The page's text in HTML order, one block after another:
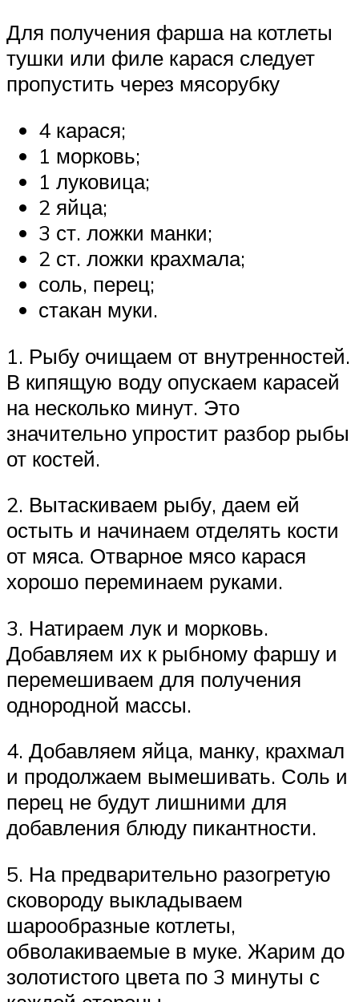
Для получения фарша на котлеты
тушки или филе карася следует
пропустить через мясорубку
4 карася;
1 морковь;
1 луковица;
2 яйца;
3 ст. ложки манки;
2 ст. ложки крахмала;
соль, перец;
стакан муки.
1. Рыбу очищаем от внутренностей.
В кипящую воду опускаем карасей
на несколько минут. Это
значительно упростит разбор рыбы
от костей.
2. Вытаскиваем рыбу, даем ей
остыть и начинаем отделять кости
от мяса. Отварное мясо карася
хорошо переминаем руками.
3. Натираем лук и морковь.
Добавляем их к рыбному фаршу и
перемешиваем для получения
однородной массы.
4. Добавляем яйца, манку, крахмал
и продолжаем вымешивать. Соль и
перец не будут лишними для
добавления блюду пикантности.
5. На предварительно разогретую
сковороду выкладываем
шарообразные котлеты,
обволакиваемые в муке. Жарим до
золотистого цвета по 3 минуты с